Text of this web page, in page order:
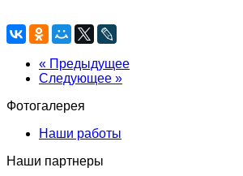
« Предыдущее
Следующее »
Фотогалерея
Наши работы
Наши партнеры